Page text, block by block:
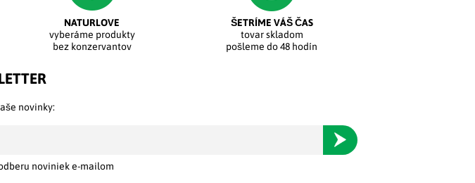
NATURLOVE
vyberáme produkty
bez konzervantov
ŠETRÍME VÁŠ ČAS
tovar skladom
pošleme do 48 hodín
novinky:
Odoberať
noviniek e-mailom